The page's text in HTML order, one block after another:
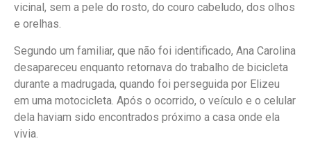
vicinal, sem a pele do rosto, do couro cabeludo, dos olhos
e orelhas.
Segundo um familiar, que não foi identificado, Ana Carolina
desapareceu enquanto retornava do trabalho de bicicleta
durante a madrugada, quando foi perseguida por Elizeu
em uma motocicleta. Após o ocorrido, o veículo e o celular
dela haviam sido encontrados próximo a casa onde ela
vivia.